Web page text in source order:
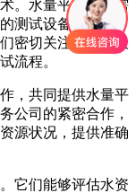
。水量平衡测试需
测试设备和仪器，
密切关注行业的最
流程。
，共同提供水量平
公司的紧密合作，
源状况，提供准确
它们能够评估水资